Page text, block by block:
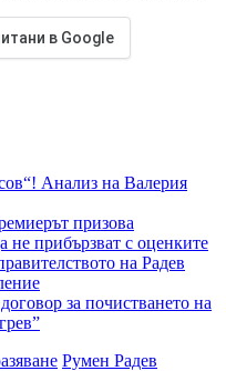
в Google
Анализ на Валерия
призова
не прибързват с оценките
на Радев
за почистването на
Румен Радев